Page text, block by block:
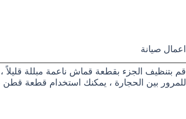
اعمال صيانة
قم بتنظيف الجزء بقطعة قماش ناعمة مبللة
للمرور بين الحجارة ، يمكنك استخدام قطعة